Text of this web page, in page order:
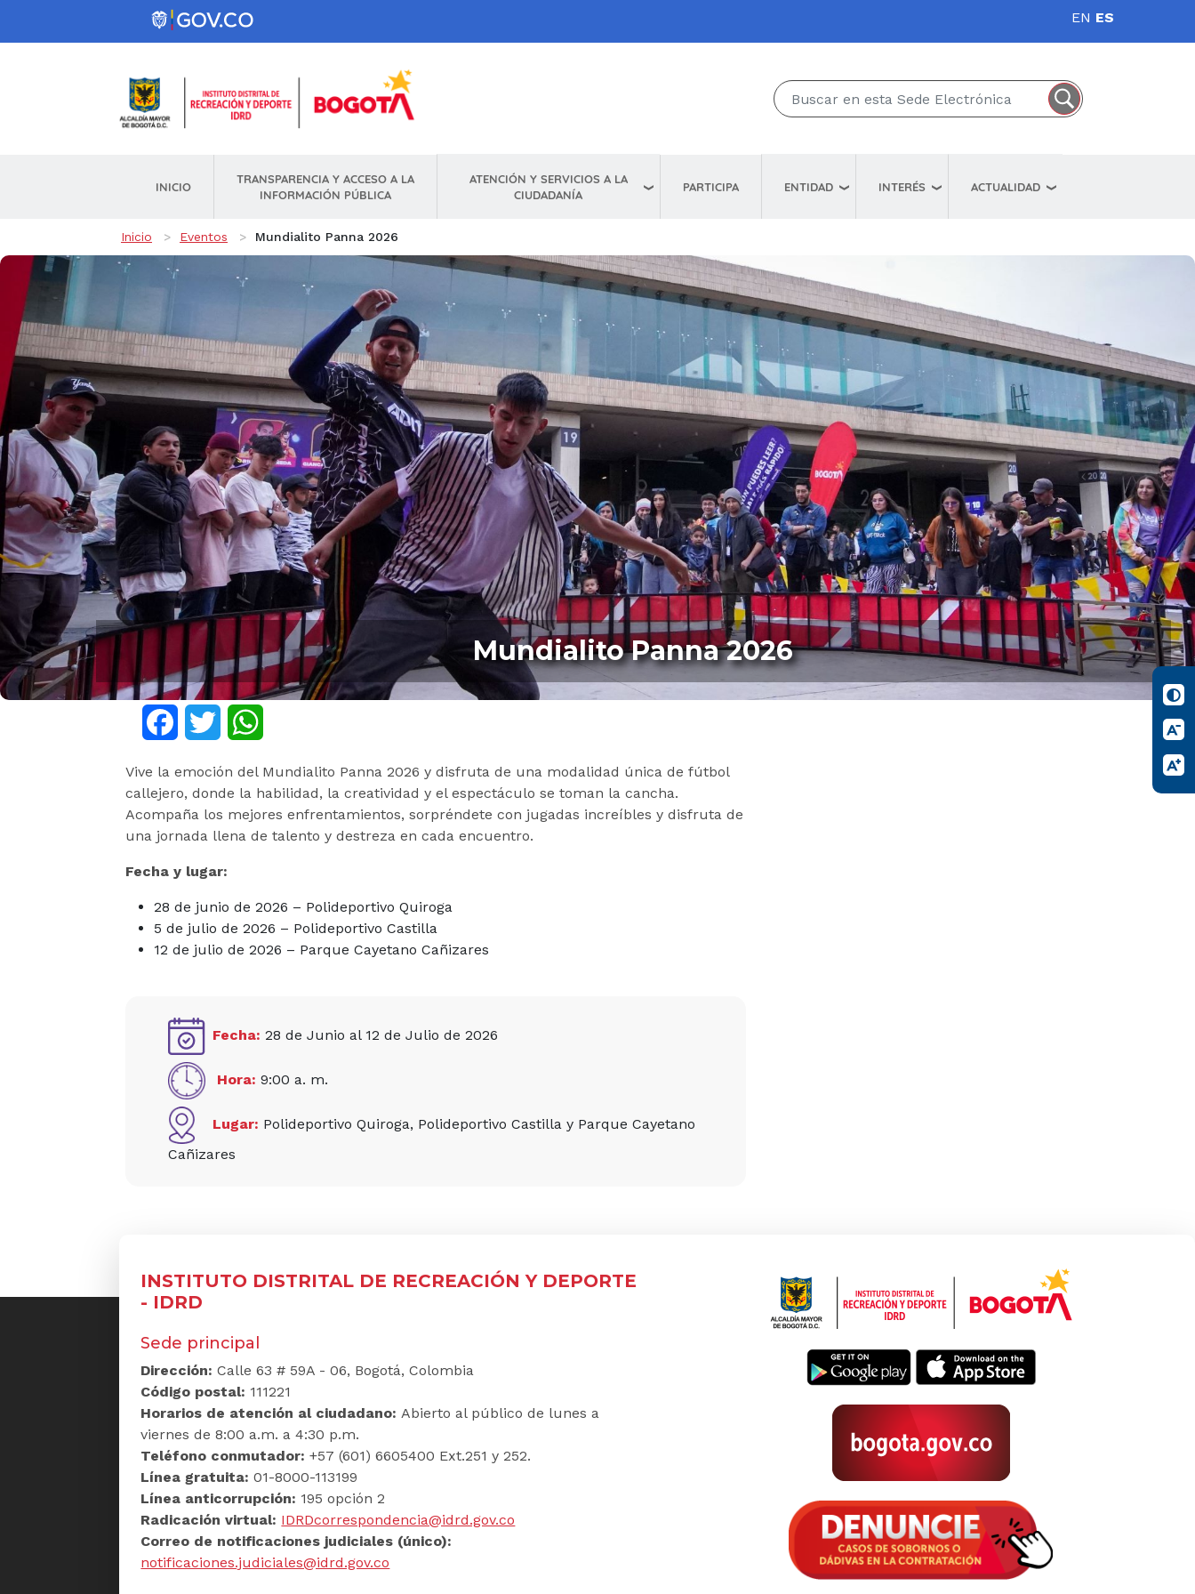
Pasar al contenido principal EN ES
INICIO
TRANSPARENCIA Y ACCESO A LA
INFORMACIÓN PÚBLICA
ATENCIÓN Y SERVICIOS A LA
CIUDADANÍA
PARTICIPA ENTIDAD INTERÉS ACTUALIDAD
Ruta de navegación
Inicio Eventos Mundialito Panna 2026
Mundialito Panna 2026
FacebookTwitter
Vive la emoción del Mundialito Panna 2026 y disfruta de una modalidad única de fútbol
callejero, donde la habilidad, la creatividad y el espectáculo se toman la cancha.
Acompaña los mejores enfrentamientos, sorpréndete con jugadas increíbles y disfruta de
una jornada llena de talento y destreza en cada encuentro.
Fecha y lugar:
28 de junio de 2026 – Polideportivo Quiroga
5 de julio de 2026 – Polideportivo Castilla
12 de julio de 2026 – Parque Cayetano Cañizares
Fecha: 28 de Junio al 12 de Julio de 2026
Hora: 9:00 a. m.
Lugar: Polideportivo Quiroga, Polideportivo Castilla y Parque Cayetano
Cañizares
INSTITUTO DISTRITAL DE RECREACIÓN Y DEPORTE
- IDRD
Sede principal
Dirección: Calle 63 # 59A - 06, Bogotá, Colombia
Código postal: 111221
Horarios de atención al ciudadano:Abierto al público de lunes a
viernes de 8:00 a.m. a 4:30 p.m.
Teléfono conmutador: +57 (601) 6605400 Ext.251 y 252.
Línea gratuita: 01-8000-113199
Línea anticorrupción: 195 opción 2
Radicación virtual: IDRDcorrespondencia@idrd.gov.co
Correo de notificaciones judiciales (único):
notificaciones.judiciales@idrd.gov.co